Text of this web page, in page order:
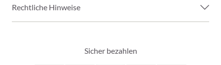
Rechtliche Hinweise
Sicher bezahlen